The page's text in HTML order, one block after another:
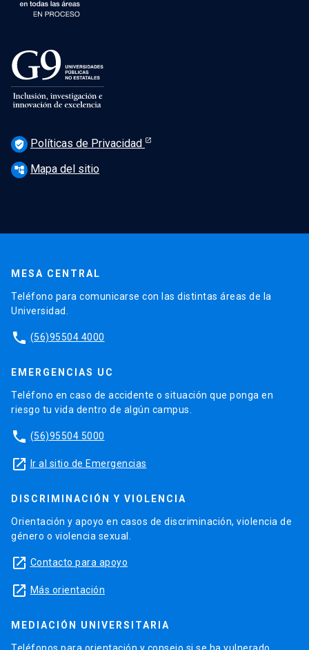
verified_user Políticas de Privacidad
account_tree Mapa del sitio
MESA CENTRAL
Teléfono para comunicarse con las distintas áreas de la
Universidad.
phone (56)95504 4000
EMERGENCIAS UC
Teléfono en caso de accidente o situación que ponga en
riesgo tu vida dentro de algún campus.
phone (56)95504 5000
launch Ir al sitio de Emergencias
DISCRIMINACIÓN Y VIOLENCIA
Orientación y apoyo en casos de discriminación, violencia de
género o violencia sexual.
launch Contacto para apoyo
launch Más orientación
MEDIACIÓN UNIVERSITARIA